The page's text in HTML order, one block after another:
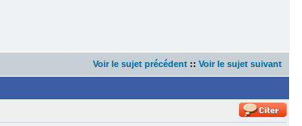
Voir le sujet précédent :: Voir le sujet suivant